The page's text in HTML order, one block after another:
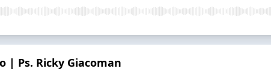
| Ps. Ricky Giacoman